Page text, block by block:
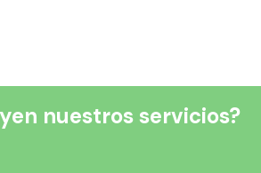
nuestros servicios?